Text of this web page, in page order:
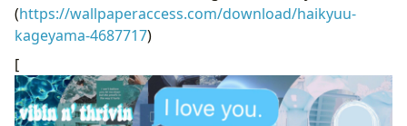
(https://wallpaperaccess.com/download/haikyuu-
kageyama-4687717)
[